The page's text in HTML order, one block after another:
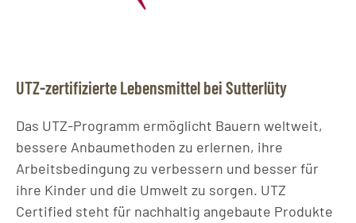
UTZ-zertifizierte Lebensmittel bei Sutterlüty
Das UTZ-Programm ermöglicht Bauern weltweit,
bessere Anbaumethoden zu erlernen, ihre
Arbeitsbedingung zu verbessern und besser für
ihre Kinder und die Umwelt zu sorgen. UTZ
Certified steht für nachhaltig angebaute Produkte